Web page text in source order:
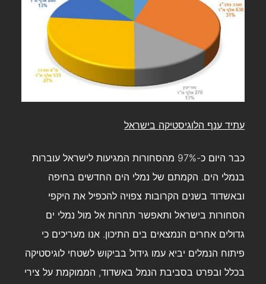
עתיד ענף הלוגיסטיקה בישראל
כבר היום כ-97% מהסחורות המגיעות לישראל עוברות
בנמלי הים. הקמתם של נמלי הים החדשים בחיפה
ובאשדוד בשנים הקרובות צפויה להכפיל את היקפי
הסחורות בישראל ותאפשר תחרות אל מול נמלי ים
גדולים אחרים הנמצאים בים התיכון. אנו מעריכים כי
פיתוח הנמלים יביא עמו גידול בביקוש לשטחי לוגיסטיקה
בכלל ובפרט בסביבת הנמל באשדוד, הממוקמת על צירי